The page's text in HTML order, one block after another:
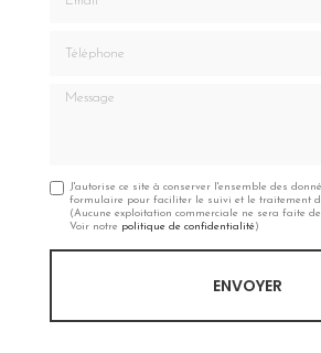
Message
J'autorise ce site à conserver l'ensemble des
formulaire pour faciliter le suivi et le traitement
(Aucune exploitation commerciale ne sera faite
Voir notre politique de confidentialité)